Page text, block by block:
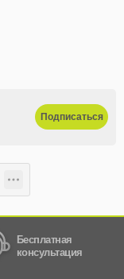
Подписаться
Бесплатная
консультация